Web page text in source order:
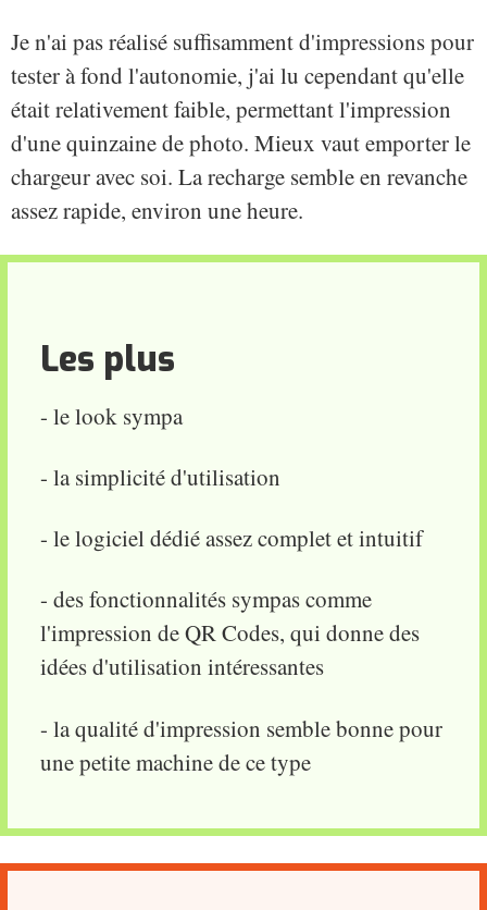
Je n'ai pas réalisé suffisamment d'impressions pour
tester à fond l'autonomie, j'ai lu cependant qu'elle
était relativement faible, permettant l'impression
d'une quinzaine de photo. Mieux vaut emporter le
chargeur avec soi. La recharge semble en revanche
assez rapide, environ une heure.
Les plus
- le look sympa
- la simplicité d'utilisation
- le logiciel dédié assez complet et intuitif
- des fonctionnalités sympas comme
l'impression de QR Codes, qui donne des
idées d'utilisation intéressantes
- la qualité d'impression semble bonne pour
une petite machine de ce type